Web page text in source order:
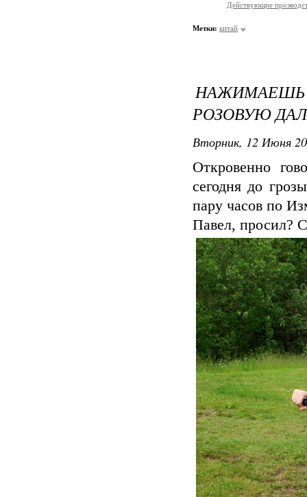
Действующие
Метки: китай
РОЗОВУЮ
Вторник, 12 Июня
Откровенно
сегодня до
пару часов по
Павел, просил?